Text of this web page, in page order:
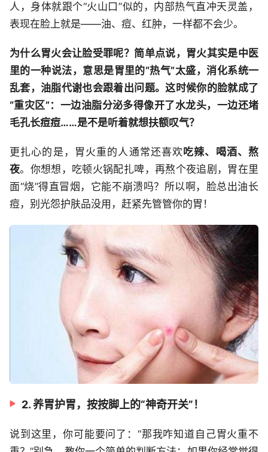
人，身体就跟个“火山口”似的，内部热气直冲天灵盖，
表现在脸上就是——油、痘、红肿，一样都不会少。
为什么胃火会让脸受罪呢？简单点说，胃火其实是中医
里的一种说法，意思是胃里的“热气”太盛，消化系统一
乱套，油脂代谢也会跟着出问题。这时候你的脸就成了
“重灾区”：一边油脂分泌多得像开了水龙头，一边还堵
毛孔长痘痘……是不是听着就想扶额叹气？
更扎心的是，胃火重的人通常还喜欢吃辣、喝酒、熬
夜。你想想，吃顿火锅配扎啤，再熬个夜追剧，胃在里
面“烧”得直冒烟，它能不崩溃吗？所以啊，脸总出油长
痘，别光怨护肤品没用，赶紧先管管你的胃！
2. 养胃护胃，按按脚上的“神奇开关”！
说到这里，你可能要问了：“那我咋知道自己胃火重不